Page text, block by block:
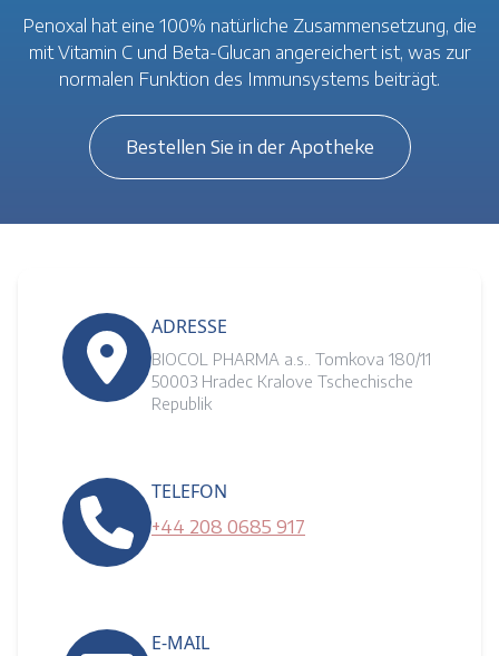
Penoxal hat eine 100% natürliche Zusammensetzung, die
mit Vitamin C und Beta-Glucan angereichert ist, was zur
normalen Funktion des Immunsystems beiträgt.
Bestellen Sie in der Apotheke
ADRESSE
BIOCOL PHARMA a.s.. Tomkova 180/11
50003 Hradec Kralove Tschechische
Republik
TELEFON
+44 208 0685 917
E-MAIL